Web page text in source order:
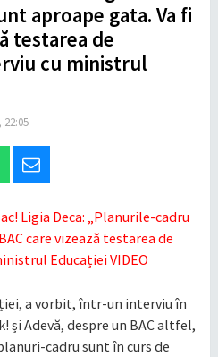
aproape gata. Va fi
testarea de
cu ministrul
a vorbit, într-un interviu în
și Adevă, despre un BAC altfel,
cadru sunt în curs de